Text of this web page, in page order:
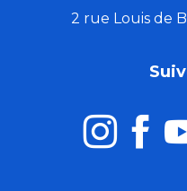
2 rue Louis de